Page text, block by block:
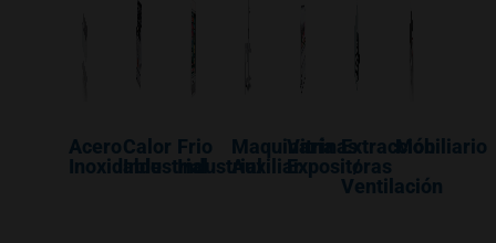
Acero
Inoxidable
Calor
Industrial
Frio
Industrial
Maquinaría
Auxiliar
Vitrinas
Expositoras
Extracción
/
Ventilación
Mobiliario